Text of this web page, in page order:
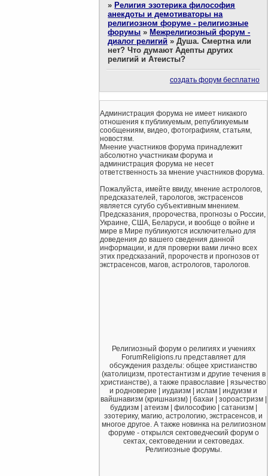
» Религия эзотерика философия
анекдоты и демотиваторы на
религиозном форуме - религиозные
форумы » Межрелигиозный форум -
диалог религий »Душа. Смертна или
нет? Что думают Адепты других
религий и Атеисты?
создать форум бесплатно
Администрация форума не имеет никакого
отношения к публикуемым, републикуемым
сообщениям, видео, фотографиям, статьям,
новостям.
Мнение участников форума принадлежит
абсолютно участникам форума и
администрация форума не несет
ответственность за мнение участников форума.
Пожалуйста, имейте ввиду, мнение астрологов,
предсказателей, тарологов, экстрасенсов
является сугубо субъективным мнением.
Предсказания, пророчества, прогнозы о России,
Украине, США, Беларуси, и вообще о войне и
мире в Мире публикуются исключительно для
доведения до вашего сведения данной
информации, и для проверки вами лично всех
этих предсказаний, пророчеств и прогнозов от
экстрасенсов, магов, астрологов, тарологов.
Религиозный форум о религиях и учениях
ForumReligions.ru представляет для
обсуждения разделы: общее христианство
(католицизм, протестантизм и другие течения в
христианстве), а также православие | язычество
и родноверие | иудаизм | ислам | индуизм и
вайшнавизм (кришнаизм) | бахаи | зороастризм |
буддизм | атеизм | философию | сатанизм |
эзотерику, магию, астрологию, экстрасенсов, и
многое другое. А также новинка на религиозном
форуме - открылся сектоведческий форум о
сектах, сектоведении и сектоведах.
Религиозные форумы.